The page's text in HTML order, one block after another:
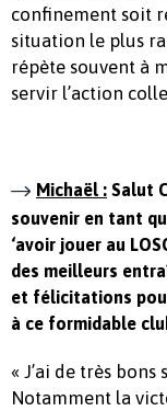
confinement soit
situation le plus
répète souvent à
servir l’action
Michaël : Salut
souvenir en tant
‘avoir jouer au
des meilleurs
et félicitations
à ce formidable
« J’ai de très
Notamment la